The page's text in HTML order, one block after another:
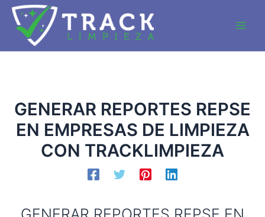
contenido
GENERAR REPORTES REPSE
EN EMPRESAS DE LIMPIEZA
CON TRACKLIMPIEZA